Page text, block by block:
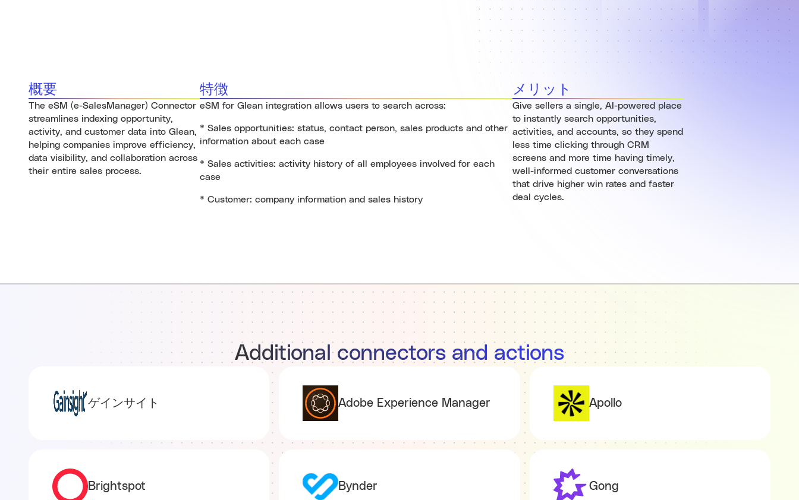
概要
The eSM (e-SalesManager) Connector
streamlines indexing opportunity,
activity, and customer data into Glean,
helping companies improve efficiency,
data visibility, and collaboration across
their entire sales process.
特徴
eSM for Glean integration allows users to search across:
* Sales opportunities: status, contact person, sales products and other
information about each case
* Sales activities: activity history of all employees involved for each
case
* Customer: company information and sales history
メリット
Give sellers a single, AI-powered place
to instantly search opportunities,
activities, and accounts, so they spend
less time clicking through CRM
screens and more time having timely,
well-informed customer conversations
that drive higher win rates and faster
deal cycles.
Additional connectors and actions
ゲインサイト Adobe Experience Manager Apollo
Brightspot Bynder Gong